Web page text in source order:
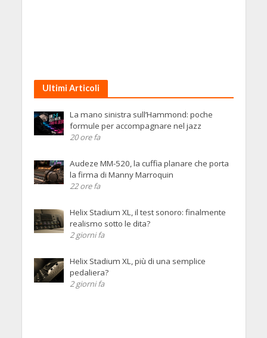
Ultimi Articoli
La mano sinistra sull’Hammond: poche
formule per accompagnare nel jazz
20 ore fa
Audeze MM-520, la cuffia planare che porta
la firma di Manny Marroquin
22 ore fa
Helix Stadium XL, il test sonoro: finalmente
realismo sotto le dita?
2 giorni fa
Helix Stadium XL, più di una semplice
pedaliera?
2 giorni fa